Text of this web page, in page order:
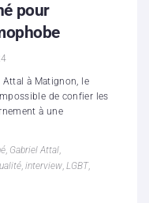
pour
Attal à Matignon, le
de confier les
à une
, Gabriel Attal,
, interview, LGBT,